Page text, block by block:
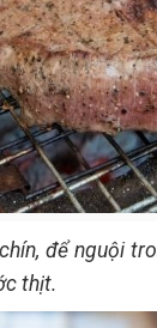
để nguội
thịt.